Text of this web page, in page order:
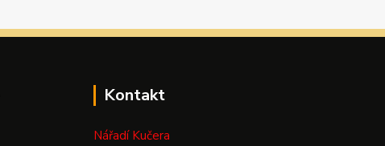
Kontakt
Nářadí Kučera